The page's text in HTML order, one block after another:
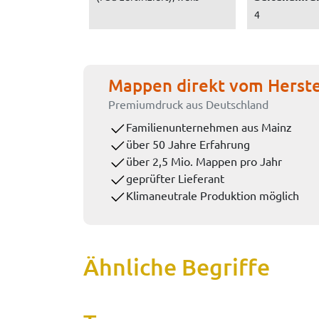
4
Mappen direkt vom
Premiumdruck aus Deutschland
Familienunternehmen aus Mainz
über 50 Jahre Erfahrung
über 2,5 Mio. Mappen pro Jahr
geprüfter Lieferant
Klimaneutrale Produktion möglich
Ähnliche Begriffe